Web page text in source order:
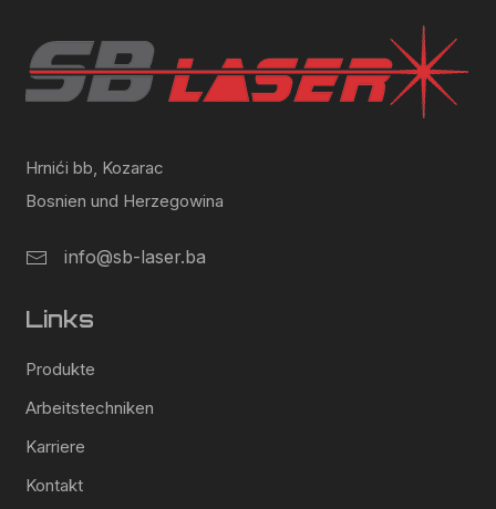
Hrnići bb, Kozarac
Bosnien und Herzegowina
info@sb-laser.ba
Links
Produkte
Arbeitstechniken
Karriere
Kontakt